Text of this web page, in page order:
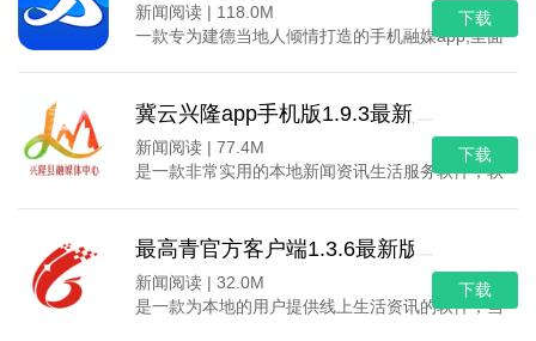
新闻阅读 | 118.0M
一款专为建德当地人倾情打造的手机融媒app,里面不
下载
冀云兴隆app手机版1.9.3最新版
新闻阅读 | 77.4M
是一款非常实用的本地新闻资讯生活服务软件，软件
下载
最高青官方客户端1.3.6最新版
新闻阅读 | 32.0M
是一款为本地的用户提供线上生活资讯的软件，当地
下载